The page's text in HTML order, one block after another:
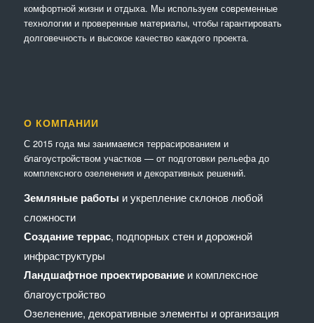
комфортной жизни и отдыха. Мы используем современные
технологии и проверенные материалы, чтобы гарантировать
долговечность и высокое качество каждого проекта.
О КОМПАНИИ
С 2015 года мы занимаемся террасированием и
благоустройством участков — от подготовки рельефа до
комплексного озеленения и декоративных решений.
Земляные работы и укрепление склонов любой
сложности
Создание террас, подпорных стен и дорожной
инфраструктуры
Ландшафтное проектированиеи комплексное
благоустройство
Озеленение, декоративные элементы и организация